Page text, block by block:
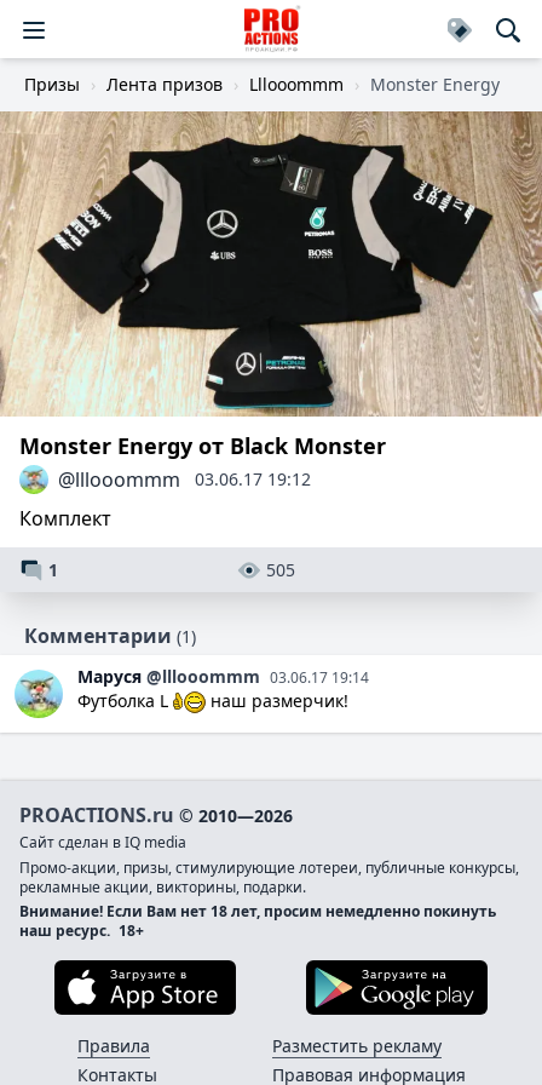
Призы Лента призов Lllooommm Monster Energy
Monster Energy от Black Monster
@lllooommm 03.06.17 19:12
Комплект
1 505
Комментарии (1)
Маруся @lllooommm 03.06.17 19:14
Футболка L наш размерчик!
PROACTIONS.ru © 2010—2026
Сайт сделан в IQ media
Промо-акции, призы, стимулирующие лотереи, публичные конкурсы,
рекламные акции, викторины, подарки.
Внимание! Если Вам нет 18 лет, просим немедленно покинуть
наш ресурс. 18+
Загрузите в App Store
Правила
Контакты
Разместить рекламу
Правовая информация